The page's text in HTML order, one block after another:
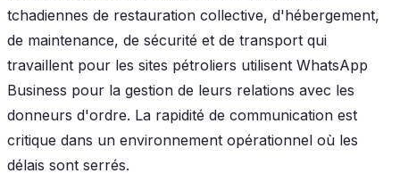
tchadiennes de restauration collective, d'hébergement,
de maintenance, de sécurité et de transport qui
travaillent pour les sites pétroliers utilisent WhatsApp
Business pour la gestion de leurs relations avec les
donneurs d'ordre. La rapidité de communication est
critique dans un environnement opérationnel où les
délais sont serrés.